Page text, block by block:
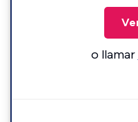
o llamar